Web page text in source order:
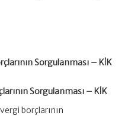
Sorgulanması – KİK
Sorgulanması – KİK
borçlarının